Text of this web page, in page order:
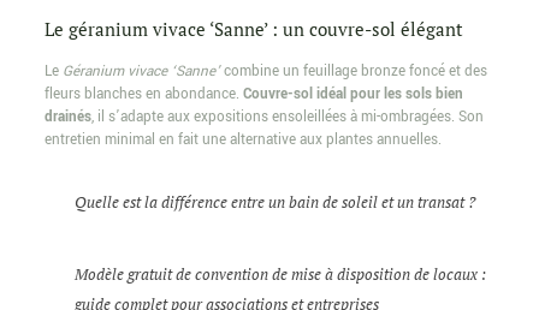
Le géranium vivace ‘Sanne’ : un couvre-sol élégant
Le Géranium vivace ‘Sanne’combine un feuillage bronze foncé et des
fleurs blanches en abondance. Couvre-sol idéal pour les sols bien
drainés, il s’adapte aux expositions ensoleillées à mi-ombragées. Son
entretien minimal en fait une alternative aux plantes annuelles.
Quelle est la différence entre un bain de soleil et un transat ?
Modèle gratuit de convention de mise à disposition de locaux :
guide complet pour associations et entreprises